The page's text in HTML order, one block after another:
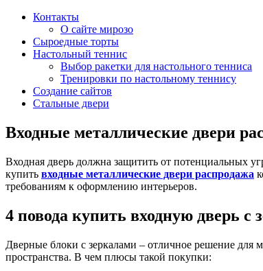
Контакты
О сайте мирозо
Сыроедные торты
Настольный теннис
Выбор ракетки для настольного тенниса
Тренировки по настольному теннису
Создание сайтов
Стальные двери
Входные металлические двери
Входная дверь должна защитить от потенциальных
купить входные металлические двери распродажа
требованиям к оформлению интерьеров.
4 повода купить входную дверь с
Дверные блоки с зеркалами – отличное решение для
пространства. В чем плюсы такой покупки: